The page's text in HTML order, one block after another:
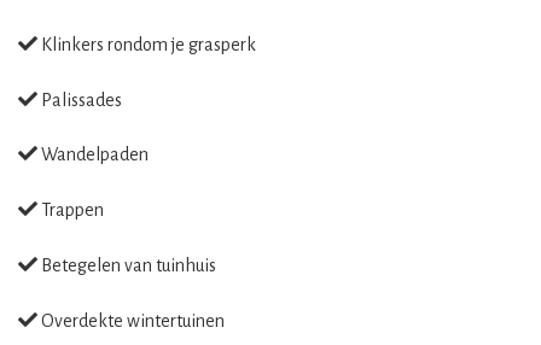
Klinkers rondom je grasperk
Palissades
Wandelpaden
Trappen
Betegelen van tuinhuis
Overdekte wintertuinen